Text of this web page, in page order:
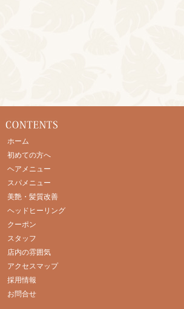
ホーム
初めての方へ
ヘアメニュー
スパメニュー
美艶・髪質改善
ヘッドヒーリング
クーポン
スタッフ
店内の雰囲気
アクセスマップ
採用情報
お問合せ